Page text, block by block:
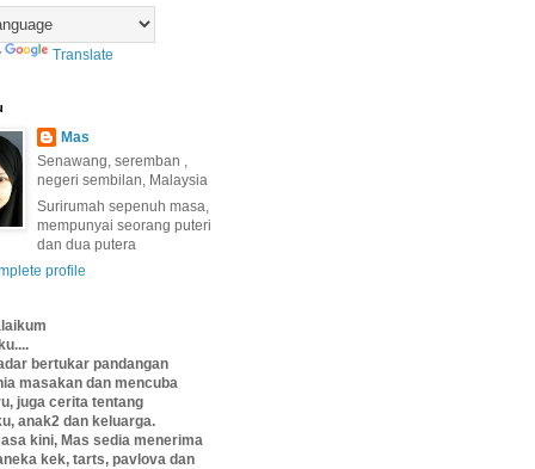
Translate
Mas
Senawang, seremban ,
negeri sembilan, Malaysia
Surirumah sepenuh masa,
mempunyai seorang puteri
dan dua putera
profile
bertukar pandangan
masakan dan mencuba
juga cerita tentang
anak2 dan keluarga.
kini, Mas sedia menerima
kek, tarts, pavlova dan